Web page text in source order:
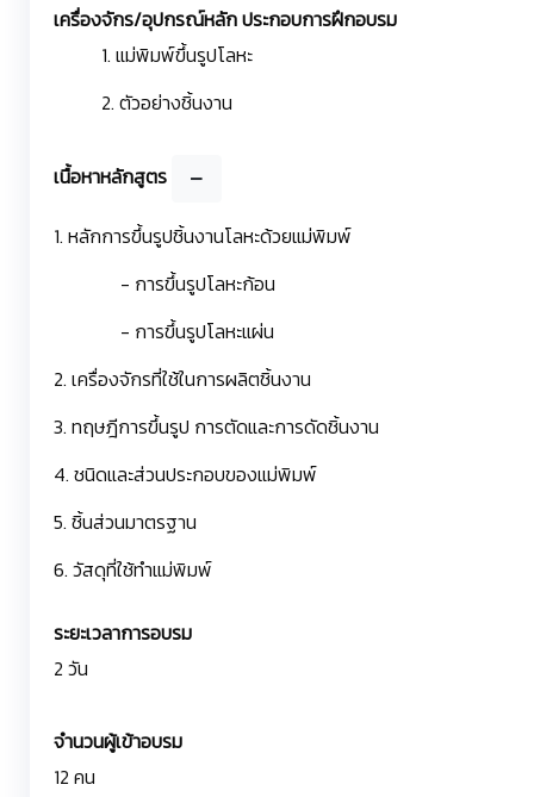
เครื่องจักร/อุปกรณ์หลัก ประกอบการฝึกอบรม
1. แม่พิมพ์ขึ้นรูปโลหะ
2. ตัวอย่างชิ้นงาน
เนื้อหาหลักสูตร
1. หลักการขึ้นรูปชิ้นงานโลหะด้วยแม่พิมพ์
- การขึ้นรูปโลหะก้อน
- การขึ้นรูปโลหะแผ่น
2. เครื่องจักรที่ใช้ในการผลิตชิ้นงาน
3. ทฤษฎีการขึ้นรูป การตัดและการดัดชิ้นงาน
4. ชนิดและส่วนประกอบของแม่พิมพ์
5. ชิ้นส่วนมาตรฐาน
6. วัสดุที่ใช้ทำแม่พิมพ์
ระยะเวลาการอบรม
2 วัน
จำนวนผู้เข้าอบรม
12 คน